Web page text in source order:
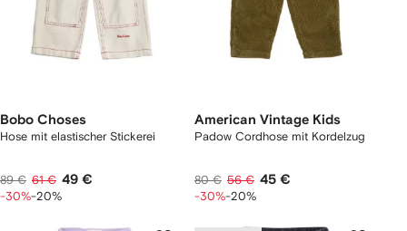
Bobo Choses
Hose mit elastischer Stickerei
89 € 61 € 49 €
-30%-20%
American Vintage Kids
Padow Cordhose mit Kordelzug
80 € 56 € 45 €
-30%-20%